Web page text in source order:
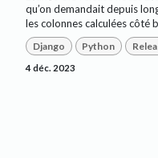
qu’on demandait depuis
les colonnes calculées côté
Django Python
4 déc. 2023